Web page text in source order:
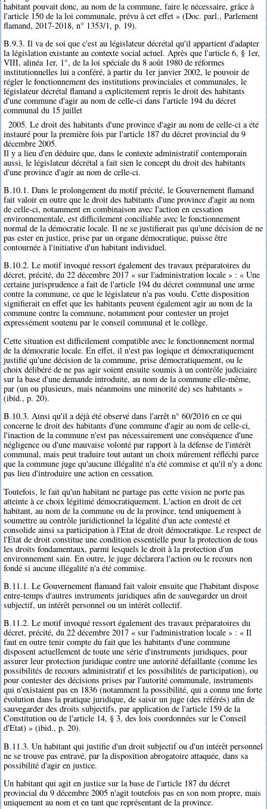
habitant pouvait donc, au nom de la commune, faire le nécessaire, grâce à
l'article 150 de la loi communale, prévu à cet effet » (Doc. parl., Parlement
flamand, 2017-2018, n° 1353/1, p. 19).
B.9.3. Il va de soi que c'est au législateur décrétal qu'il appartient d'adapter
la législation existante au contexte social actuel. Après que l'article 6, § 1er,
VIII, alinéa 1er, 1°, de la loi spéciale du 8 août 1980 de réformes
institutionnelles lui a conféré, à partir du 1er janvier 2002, le pouvoir de
régler le fonctionnement des institutions provinciales et communales, le
législateur décrétal flamand a explicitement repris le droit des habitants
d'une commune d'agir au nom de celle-ci dans l'article 194 du décret
communal du 15 juillet
2005. Le droit des habitants d'une province d'agir au nom de celle-ci a été
instauré pour la première fois par l'article 187 du décret provincial du 9
décembre 2005.
Il y a lieu d'en déduire que, dans le contexte administratif contemporain
aussi, le législateur décrétal a fait sien le concept du droit des habitants
d'une province d'agir au nom de celle-ci.
B.10.1. Dans le prolongement du motif précité, le Gouvernement flamand
fait valoir en outre que le droit des habitants d'une province d'agir au nom
de celle-ci, notamment en combinaison avec l'action en cessation
environnementale, est difficilement conciliable avec le fonctionnement
normal de la démocratie locale. Il ne se justifierait pas qu'une décision de ne
pas ester en justice, prise par un organe démocratique, puisse être
contournée à l'initiative d'un habitant individuel.
B.10.2. Le motif invoqué ressort également des travaux préparatoires du
décret, précité, du 22 décembre 2017 « sur l'administration locale » : « Une
certaine jurisprudence a fait de l'article 194 du décret communal une arme
contre la commune, ce que le législateur n'a pas voulu. Cette disposition
signifierait en effet que les habitants peuvent également agir au nom de la
commune contre la commune, notamment pour contester un projet
expressément soutenu par le conseil communal et le collège.
Cette situation est difficilement compatible avec le fonctionnement normal
de la démocratie locale. En effet, il n'est pas logique et démocratiquement
justifié qu'une décision de la commune, prise démocratiquement, ou le
choix délibéré de ne pas agir soient ensuite soumis à un contrôle judiciaire
sur la base d'une demande introduite, au nom de la commune elle-même,
par (un ou plusieurs, mais néanmoins une minorité de) ses habitants »
(ibid., p. 20).
B.10.3. Ainsi qu'il a déjà été observé dans l'arrêt n° 60/2016 en ce qui
concerne le droit des habitants d'une commune d'agir au nom de celle-ci,
l'inaction de la commune n'est pas nécessairement une conséquence d'une
négligence ou d'une mauvaise volonté par rapport à la défense de l'intérêt
communal, mais peut traduire tout autant un choix mûrement réfléchi parce
que la commune juge qu'aucune illégalité n'a été commise et qu'il n'y a donc
pas lieu d'introduire une action en cessation.
Toutefois, le fait qu'un habitant ne partage pas cette vision ne porte pas
atteinte à ce choix légitimé démocratiquement. L'action en droit de cet
habitant, au nom de la commune ou de la province, tend uniquement à
soumettre au contrôle juridictionnel la légalité d'un acte contesté et
consolide ainsi sa participation à l'Etat de droit démocratique. Le respect de
l'Etat de droit constitue une condition essentielle pour la protection de tous
les droits fondamentaux, parmi lesquels le droit à la protection d'un
environnement sain. En outre, le juge déclarera l'action ou le recours non
fondé si aucune illégalité n'a été commise.
B.11.1. Le Gouvernement flamand fait valoir ensuite que l'habitant dispose
entre-temps d'autres instruments juridiques afin de sauvegarder un droit
subjectif, un intérêt personnel ou un intérêt collectif.
B.11.2. Le motif invoqué ressort également des travaux préparatoires du
décret, précité, du 22 décembre 2017 « sur l'administration locale » : « Il
faut en outre tenir compte du fait que les habitants d'une commune
disposent actuellement de toute une série d'instruments juridiques, pour
assurer leur protection juridique contre une autorité défaillante (comme les
possibilités de recours administratif et les possibilités de participation), ou
pour contester des décisions prises par l'autorité communale, instruments
qui n'existaient pas en 1836 (notamment la possibilité, qui a connu une forte
évolution dans la pratique juridique, de saisir un juge (des référés) afin de
sauvegarder des droits subjectifs, par application de l'article 159 de la
Constitution ou de l'article 14, § 3, des lois coordonnées sur le Conseil
d'Etat) » (ibid., p. 20).
B.11.3. Un habitant qui justifie d'un droit subjectif ou d'un intérêt personnel
ne se trouve pas entravé, par la disposition abrogatoire attaquée, dans sa
possibilité d'agir en justice.
Un habitant qui agit en justice sur la base de l'article 187 du décret
provincial du 9 décembre 2005 n'agit toutefois pas en son nom propre, mais
uniquement au nom et en tant que représentant de la province.